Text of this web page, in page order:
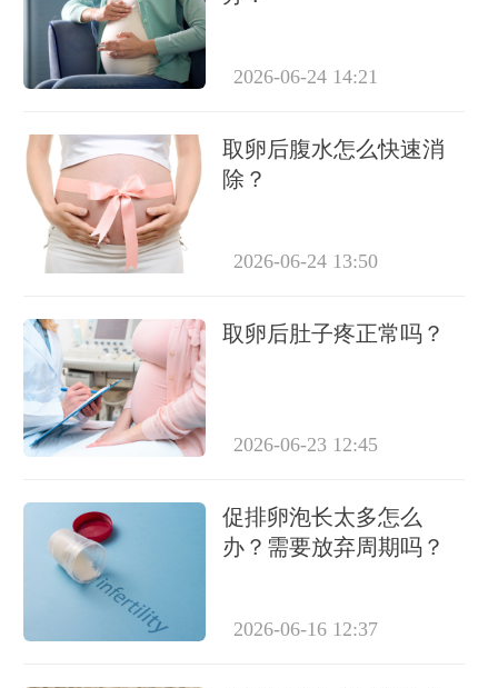
2026-06-24 14:21
取卵后腹水怎么快速消
除？
2026-06-24 13:50
取卵后肚子疼正常吗？
2026-06-23 12:45
促排卵泡长太多怎么
办？需要放弃周期吗？
2026-06-16 12:37